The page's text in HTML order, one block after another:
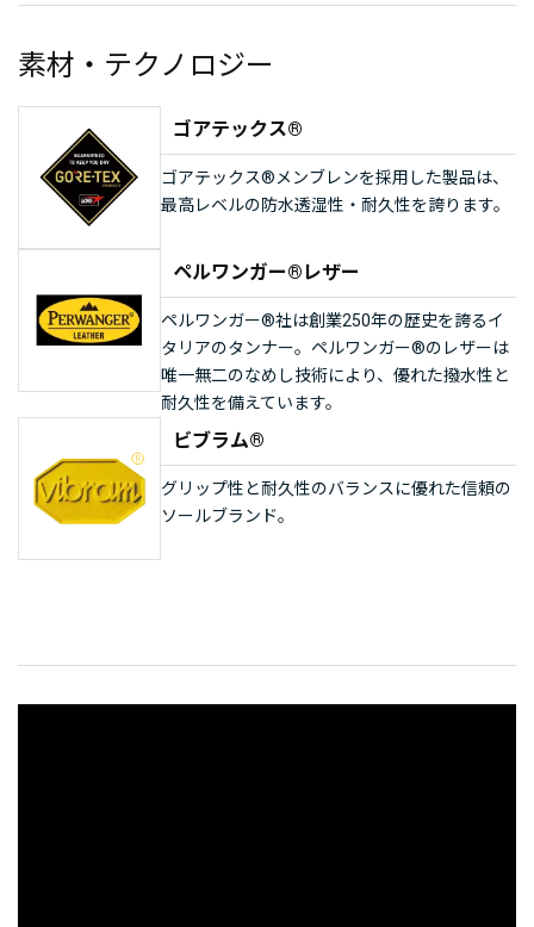
素材・テクノロジー
ゴアテックス®
ゴアテックス®メンブレンを採用した製品は、
最高レベルの防水透湿性・耐久性を誇ります。
ペルワンガー®レザー
ペルワンガー®社は創業250年の歴史を誇るイ
タリアのタンナー。ペルワンガー®のレザーは
唯一無二のなめし技術により、優れた撥水性と
耐久性を備えています。
ビブラム®
グリップ性と耐久性のバランスに優れた信頼の
ソールブランド。